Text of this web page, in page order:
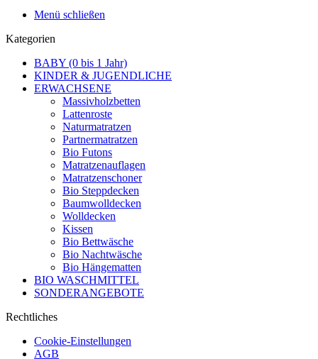
Menü schließen
Kategorien
BABY (0 bis 1 Jahr)
KINDER & JUGENDLICHE
ERWACHSENE
Massivholzbetten
Lattenroste
Naturmatratzen
Partnermatratzen
Bio Futons
Matratzenauflagen
Matratzenschoner
Bio Steppdecken
Baumwolldecken
Wolldecken
Kissen
Bio Bettwäsche
Bio Nachtwäsche
Bio Hängematten
BIO WASCHMITTEL
SONDERANGEBOTE
Rechtliches
Cookie-Einstellungen
AGB